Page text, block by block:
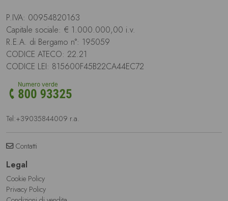
P.IVA: 00954820163
Capitale sociale: € 1.000.000,00 i.v.
R.E.A. di Bergamo n°: 195059
CODICE ATECO: 22.21
CODICE LEI: 815600F45B22CA44EC72
Tel:+39035844009 r.a.
Contatti
Legal
Cookie Policy
Privacy Policy